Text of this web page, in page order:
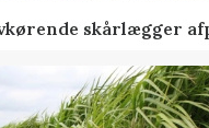
skårlægger